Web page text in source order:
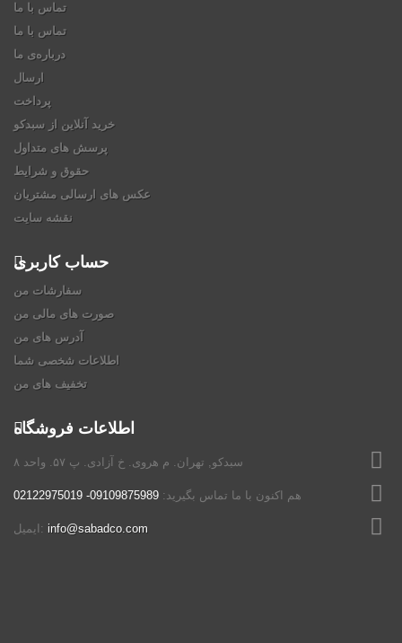
تماس با ما
تماس با ما
درباره‌ی ما
ارسال
پرداخت
خرید آنلاین از سبدکو
پرسش های متداول
حقوق و شرایط
عکس های ارسالی مشتریان
نقشه سایت
حساب کاربری
سفارشات من
صورت های مالی من
آدرس های من
اطلاعات شخصی شما
تخفیف های من
اطلاعات فروشگاه
سبدکو, تهران. م هروی. خ آزادی. پ ۵۷. واحد ۸
هم اکنون با ما تماس بگیرید: 09109875989- 02122975019
ایمیل: info@sabadco.com